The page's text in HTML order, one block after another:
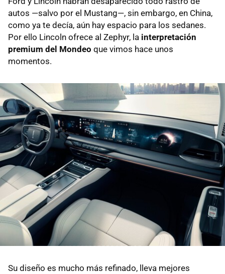
autos —salvo por el Mustang—, sin embargo, en China,
como ya te decía, aún hay espacio para los sedanes.
Por ello Lincoln ofrece al Zephyr, la interpretación
premium del Mondeo que vimos hace unos
momentos.
Su diseño es mucho más refinado, lleva mejores